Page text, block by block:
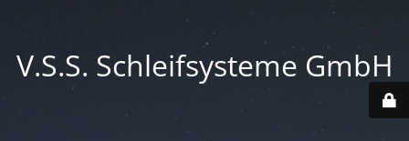
V.S.S. Schleifsysteme GmbH